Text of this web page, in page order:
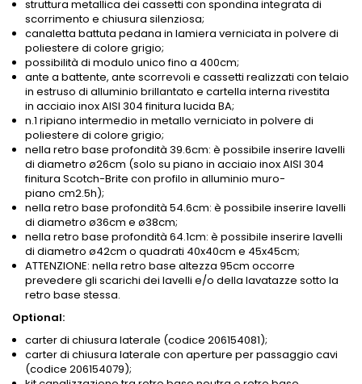
struttura metallica dei cassetti con spondina integrata di
scorrimento e chiusura silenziosa;
canaletta battuta pedana in lamiera verniciata in polvere di
poliestere di colore grigio;
possibilità di modulo unico fino a 400cm;
ante a battente, ante scorrevoli e cassetti realizzati con telaio
in estruso di alluminio brillantato e cartella interna rivestita
in acciaio inox AISI 304 finitura lucida BA;
n.1 ripiano intermedio in metallo verniciato in polvere di
poliestere di colore grigio;
nella retro base profondità 39.6cm: è possibile inserire lavelli
di diametro ø26cm (solo su piano in acciaio inox AISI 304
finitura Scotch-Brite con profilo in alluminio muro-
piano cm2.5h);
nella retro base profondità 54.6cm: è possibile inserire lavelli
di diametro ø36cm e ø38cm;
nella retro base profondità 64.1cm: è possibile inserire lavelli
di diametro ø42cm o quadrati 40x40cm e 45x45cm;
ATTENZIONE: nella retro base altezza 95cm occorre
prevedere gli scarichi dei lavelli e/o della lavatazze sotto la
retro base stessa.
Optional:
carter di chiusura laterale (codice 206154081);
carter di chiusura laterale con aperture per passaggio cavi
(codice 206154079);